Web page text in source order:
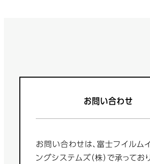
お問い合わせ
お問い合わせは、富士フイルム
ングシステムズ（株）で承ってお